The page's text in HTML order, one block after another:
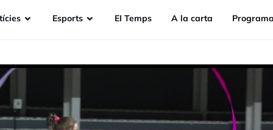
Esports EI Temps A la carta